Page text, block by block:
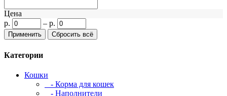
Цена
р.
– р.
Категории
Кошки
- Корма для кошек
- Наполнители